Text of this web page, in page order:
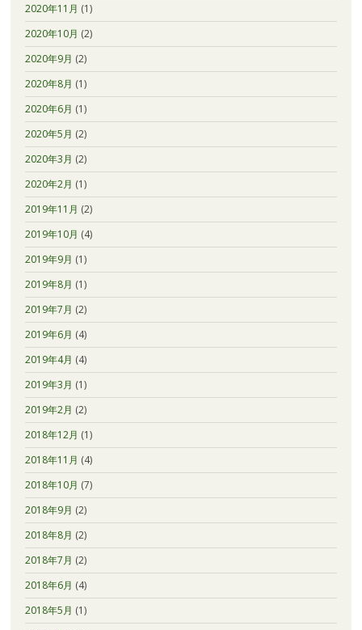
2020年11月 (1)
2020年10月 (2)
2020年9月 (2)
2020年8月 (1)
2020年6月 (1)
2020年5月 (2)
2020年3月 (2)
2020年2月 (1)
2019年11月 (2)
2019年10月 (4)
2019年9月 (1)
2019年8月 (1)
2019年7月 (2)
2019年6月 (4)
2019年4月 (4)
2019年3月 (1)
2019年2月 (2)
2018年12月 (1)
2018年11月 (4)
2018年10月 (7)
2018年9月 (2)
2018年8月 (2)
2018年7月 (2)
2018年6月 (4)
2018年5月 (1)